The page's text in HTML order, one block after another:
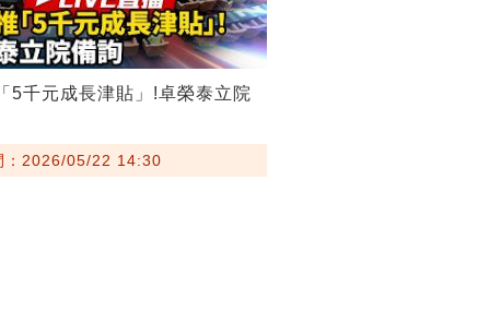
5千元成長津貼」!卓榮泰立院
：2026/05/22 14:30